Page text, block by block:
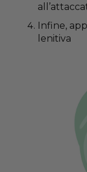
Infine,
lenitiva